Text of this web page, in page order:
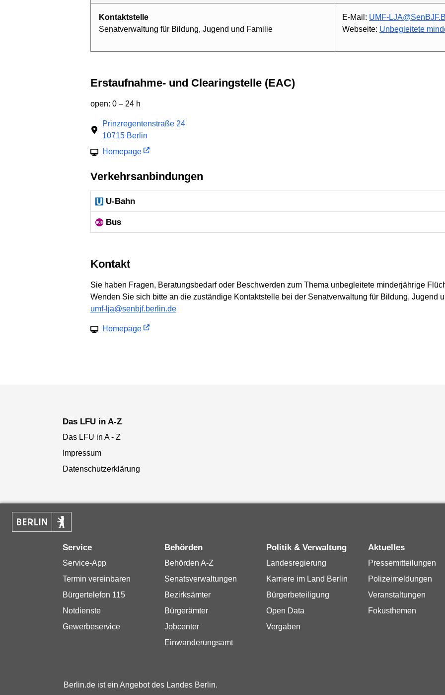
Kontaktstelle
Senatverwaltung für Bildung, Jugend und Familie
E-Mail: UMF-
Webseite: Unbegleitete
Erstaufnahme- und Clearingstelle (EAC)
open: 0 – 24 h
Prinzregentenstraße 24
10715 Berlin
Homepage
Verkehrsanbindungen
U-Bahn
Bus
Kontakt
Sie haben Fragen, Beratungsbedarf oder Beschwerden zum Thema unbegleitete minderjährige
Wenden Sie sich bitte an die zuständige Kontaktstelle bei der Senatverwaltung für Bildung, Jugend
umf-lja@senbjf.berlin.de
Homepage
Das LFU in A-Z
Das LFU in A - Z
Impressum
Datenschutzerklärung
Service
Service-App
Termin vereinbaren
Bürgertelefon 115
Notdienste
Gewerbeservice
Behörden
Behörden A-Z
Senatsverwaltungen
Bezirksämter
Bürgerämter
Jobcenter
Einwanderungsamt
Politik & Verwaltung
Landesregierung
Karriere im Land Berlin
Bürgerbeteiligung
Open Data
Vergaben
Aktuelles
Pressemitteilungen
Polizeimeldungen
Veranstaltungen
Fokusthemen
Berlin.de ist ein Angebot des Landes Berlin.